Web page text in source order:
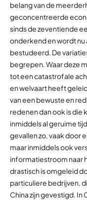
belang van de
geconcentreerde
sinds de zeventiende
onderkend en wordt nu
bestudeerd. De
begrepen. Waar deze
tot een catastrofale
en welvaart heeft
van een bewuste en
redenen dan ook is die
inmiddels al geruime
gevallen zo, vaak door
maar inmiddels ook
informatiestroom naar
drastisch is omgeleid
particuliere bedrijven,
China zijn gevestigd. In